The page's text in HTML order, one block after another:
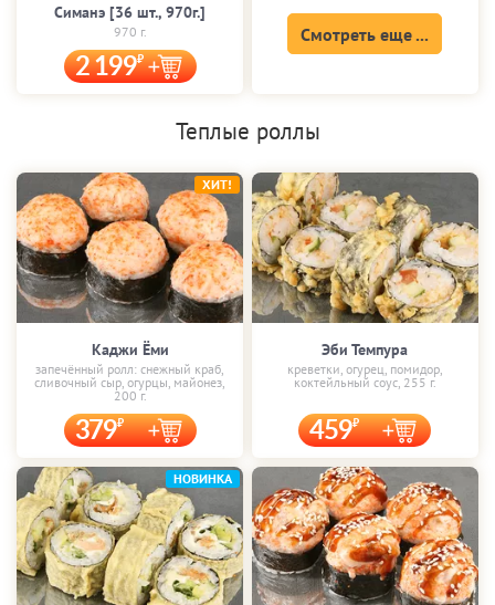
Симанэ [36 шт., 970г.]
970 г.
2 199
Смотреть еще ...
Теплые роллы
Каджи Ёми
запечённый ролл: снежный краб,
сливочный сыр, огурцы, майонез,
200 г.
379
ХИТ!
Эби Темпура
креветки, огурец, помидор,
коктейльный соус, 255 г.
459
НОВИНКА